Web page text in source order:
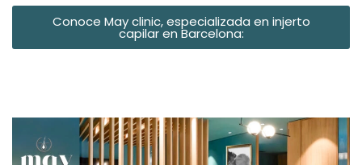
Conoce May clinic, especializada en injerto
capilar en Barcelona: